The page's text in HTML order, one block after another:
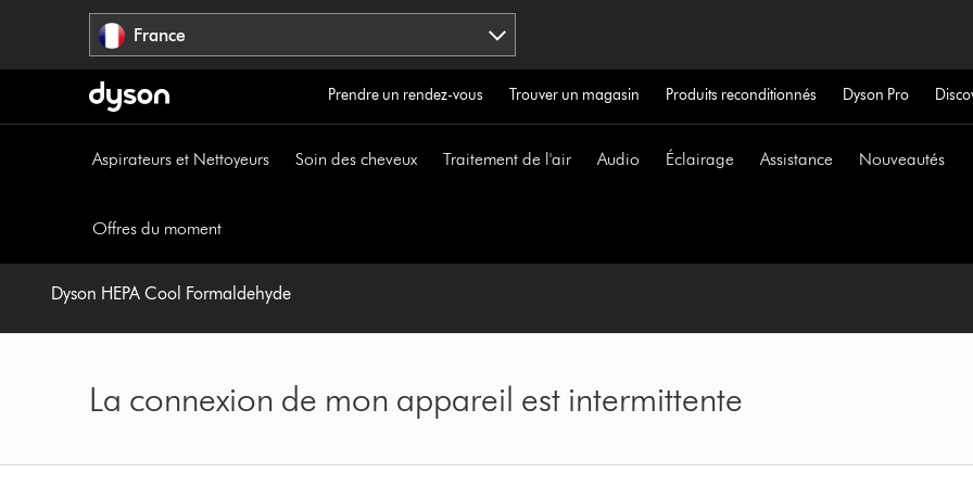
France
Prendre un rendez-vous Trouver un magasin Produits reconditionnés Dyson Pro
Aspirateurs et Nettoyeurs Soin des cheveux Traitement de l'air Audio Éclairage Assistance Nouveautés
Offres du moment
Dyson HEPA Cool Formaldehyde
La connexion de mon appareil est intermittente